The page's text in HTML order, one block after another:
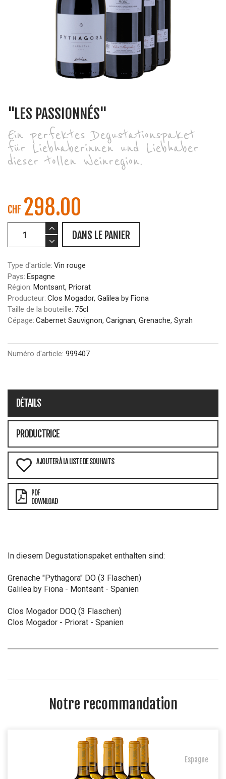
"LES PASSIONNÉS"
Ein perfektes Degustationspaket
für Liebhaberinnen und Liebhaber
dieser tollen Weinregion.
CHF 298.00
DANS LE PANIER
Type d'article: Vin rouge
Pays: Espagne
Région: Montsant, Priorat
Producteur: Clos Mogador, Galilea by Fiona
Taille de la bouteille: 75cl
Cépage: Cabernet Sauvignon, Carignan, Grenache, Syrah
Numéro d'article: 999407
DÉTAILS
PRODUCTRICE
AJOUTER À LA LISTE DE SOUHAITS
PDF
DOWNLOAD
In diesem Degustationspaket enthalten sind:
Grenache "Pythagora" DO (3 Flaschen)
Galilea by Fiona - Montsant - Spanien
Clos Mogador DOQ (3 Flaschen)
Clos Mogador - Priorat - Spanien
Notre recommandation
Espagne